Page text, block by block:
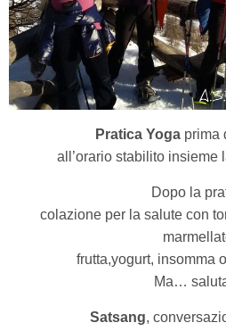
Pratica Yoga prima
all’orario stabilito insieme
Dopo la
colazione per la salute con
frutta,yogurt, insomma
Ma…
Satsang,